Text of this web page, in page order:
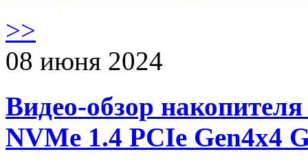
>>
08 июня 2024
Видео-обзор
NVMe 1.4 PCIe Gen4х4